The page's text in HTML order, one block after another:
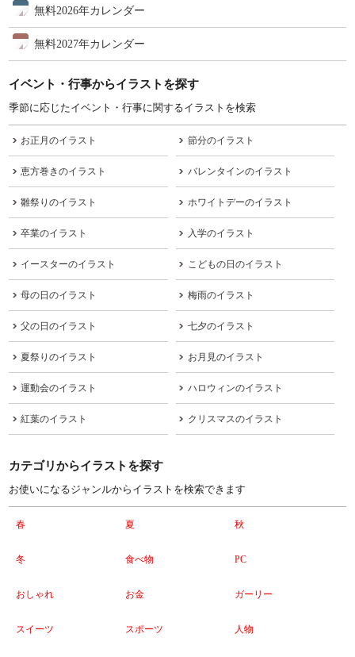
無料2026年カレンダー
無料2027年カレンダー
イベント・行事からイラストを探す
季節に応じたイベント・行事に関するイラストを検索
お正月のイラスト 節分のイラスト
恵方巻きのイラスト バレンタインのイラスト
雛祭りのイラスト ホワイトデーのイラスト
卒業のイラスト 入学のイラスト
イースターのイラスト こどもの日のイラスト
母の日のイラスト 梅雨のイラスト
父の日のイラスト 七夕のイラスト
夏祭りのイラスト お月見のイラスト
運動会のイラスト ハロウィンのイラスト
紅葉のイラスト クリスマスのイラスト
カテゴリからイラストを探す
お使いになるジャンルからイラストを検索できます
春 夏 秋
冬 食べ物 PC
おしゃれ お金 ガーリー
スイーツ スポーツ 人物